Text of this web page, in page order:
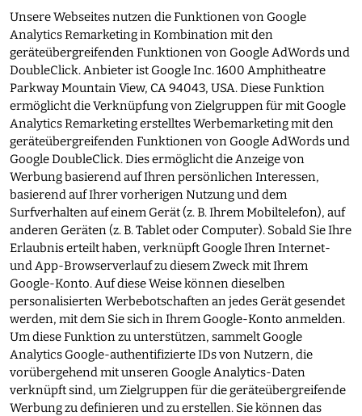
Unsere Webseites nutzen die Funktionen von Google
Analytics Remarketing in Kombination mit den
geräteübergreifenden Funktionen von Google AdWords und
DoubleClick. Anbieter ist Google Inc. 1600 Amphitheatre
Parkway Mountain View, CA 94043, USA. Diese Funktion
ermöglicht die Verknüpfung von Zielgruppen für mit Google
Analytics Remarketing erstelltes Werbemarketing mit den
geräteübergreifenden Funktionen von Google AdWords und
Google DoubleClick. Dies ermöglicht die Anzeige von
Werbung basierend auf Ihren persönlichen Interessen,
basierend auf Ihrer vorherigen Nutzung und dem
Surfverhalten auf einem Gerät (z. B. Ihrem Mobiltelefon), auf
anderen Geräten (z. B. Tablet oder Computer). Sobald Sie Ihre
Erlaubnis erteilt haben, verknüpft Google Ihren Internet-
und App-Browserverlauf zu diesem Zweck mit Ihrem
Google-Konto. Auf diese Weise können dieselben
personalisierten Werbebotschaften an jedes Gerät gesendet
werden, mit dem Sie sich in Ihrem Google-Konto anmelden.
Um diese Funktion zu unterstützen, sammelt Google
Analytics Google-authentifizierte IDs von Nutzern, die
vorübergehend mit unseren Google Analytics-Daten
verknüpft sind, um Zielgruppen für die geräteübergreifende
Werbung zu definieren und zu erstellen. Sie können das